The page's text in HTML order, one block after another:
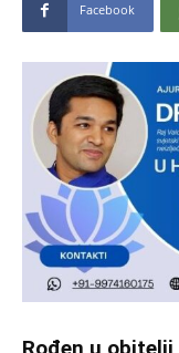
Facebook